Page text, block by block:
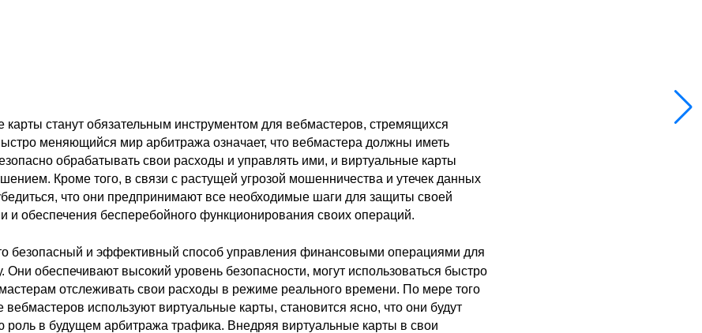
карты станут обязательным инструментом для вебмастеров, стремящихся
меняющийся мир арбитража означает, что вебмастера должны иметь
обрабатывать свои расходы и управлять ими, и виртуальные карты
Кроме того, в связи с растущей угрозой мошенничества и утечек данных
что они предпринимают все необходимые шаги для защиты своей
обеспечения бесперебойного функционирования своих операций.
безопасный и эффективный способ управления финансовыми операциями для
Они обеспечивают высокий уровень безопасности, могут использоваться быстро
отслеживать свои расходы в режиме реального времени. По мере того
используют виртуальные карты, становится ясно, что они будут
роль в будущем арбитража трафика. Внедряя виртуальные карты в свои